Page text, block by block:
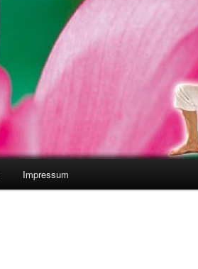
Impressum